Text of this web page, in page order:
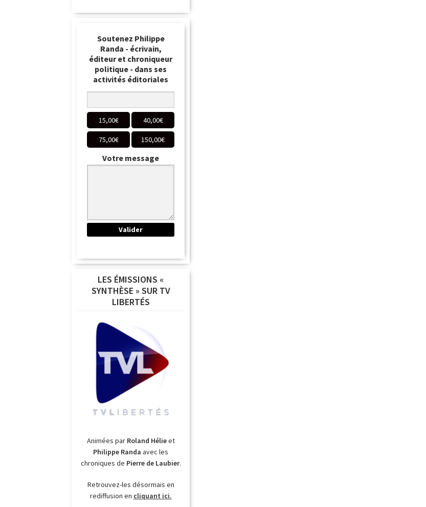
Soutenez Philippe
Randa - écrivain,
éditeur et chroniqueur
politique - dans ses
activités éditoriales
15,00€ 40,00€
75,00€ 150,00€
Votre message
LES ÉMISSIONS «
SYNTHÈSE » SUR TV
LIBERTÉS
Animées par Roland Hélieet
Philippe Randa avec les
chroniques de Pierre de Laubier.
Retrouvez-les désormais en
rediffusion en cliquant ici.